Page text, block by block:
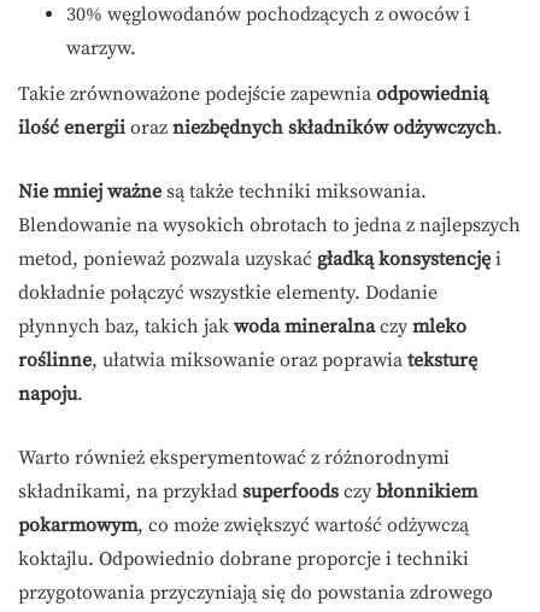
30% węglowodanów pochodzących z owoców i
warzyw.
Takie zrównoważone podejście zapewnia odpowiednią
ilość energii oraz niezbędnych składników odżywczych.
Nie mniej ważne są także techniki miksowania.
Blendowanie na wysokich obrotach to jedna z najlepszych
metod, ponieważ pozwala uzyskać gładką konsystencję i
dokładnie połączyć wszystkie elementy. Dodanie
płynnych baz, takich jak woda mineralnaczy mleko
roślinne, ułatwia miksowanie oraz poprawia teksturę
napoju.
Warto również eksperymentować z różnorodnymi
składnikami, na przykład superfoods czy błonnikiem
pokarmowym, co może zwiększyć wartość odżywczą
koktajlu. Odpowiednio dobrane proporcje i techniki
przygotowania przyczyniają się do powstania zdrowego